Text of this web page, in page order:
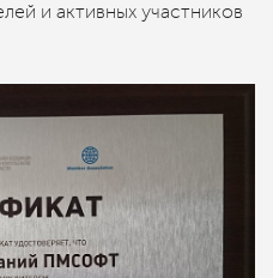
и активных участников